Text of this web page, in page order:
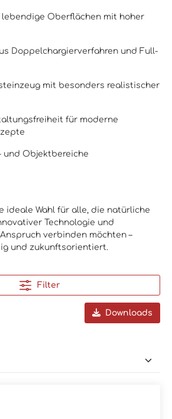
lebendige Oberflächen mit hoher
Doppelchargierverfahren und Full-
mit besonders realistischer
für moderne
und Objektbereiche
ideale Wahl für alle, die natürliche
Technologie und
verbinden möchten –
und zukunftsorientiert.
Filter
Downloads